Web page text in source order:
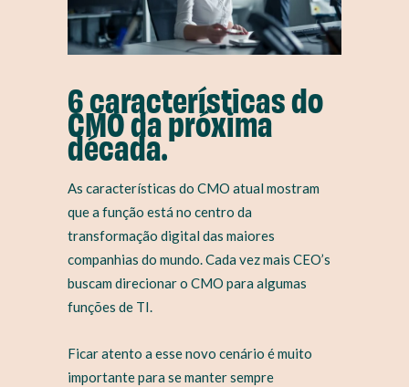
6 características do
CMO da próxima
década.
As características do CMO atual mostram
que a função está no centro da
transformação digital das maiores
companhias do mundo. Cada vez mais CEO’s
buscam direcionar o CMO para algumas
funções de TI.
Ficar atento a esse novo cenário é muito
importante para se manter sempre